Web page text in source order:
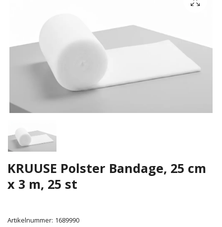
KRUUSE Polster Bandage, 25 cm
x 3 m, 25 st
Artikelnummer: 1689990